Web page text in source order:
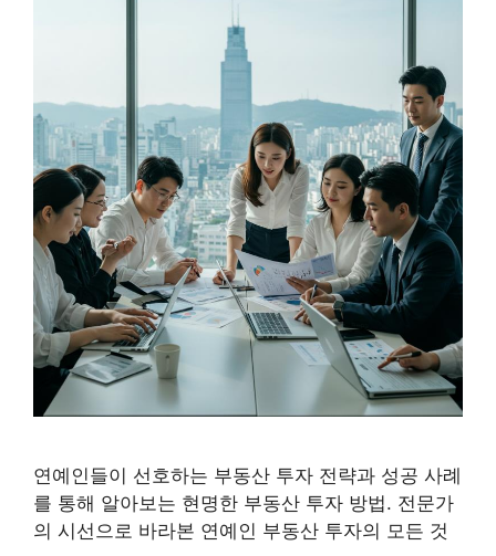
연예인들이 선호하는 부동산 투자 전략과 성공 사례
를 통해 알아보는 현명한 부동산 투자 방법. 전문가
의 시선으로 바라본 연예인 부동산 투자의 모든 것